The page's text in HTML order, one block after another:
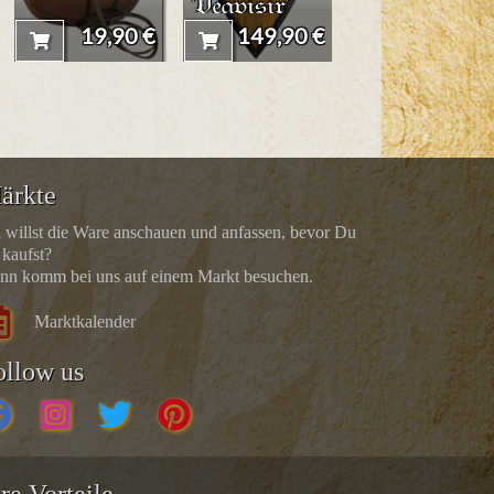
19,90 €
'Vegvisir'
149,90 €
"Veit"
41,90 €
willst die Ware anschauen und anfassen, bevor Du
komm bei uns auf einem Markt besuchen.
Marktkalender
us